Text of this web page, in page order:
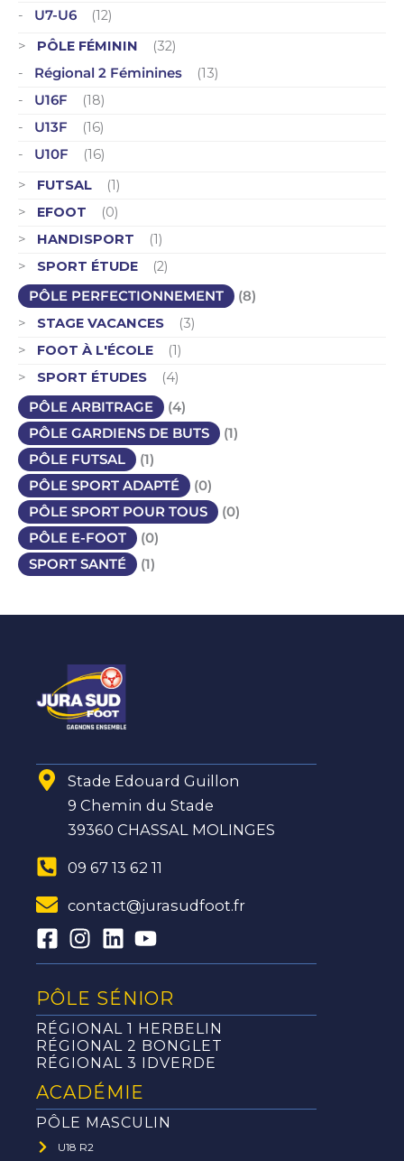
U7-U6
(12)
PÔLE FÉMININ
(32)
Régional 2 Féminines
(13)
U16F
(18)
U13F
(16)
U10F
(16)
FUTSAL
(1)
EFOOT
(0)
HANDISPORT
(1)
SPORT ÉTUDE
(2)
PÔLE PERFECTIONNEMENT
(8)
STAGE VACANCES
(3)
FOOT À L'ÉCOLE
(1)
SPORT ÉTUDES
(4)
PÔLE ARBITRAGE
(4)
PÔLE GARDIENS DE BUTS
(1)
PÔLE FUTSAL
(1)
PÔLE SPORT ADAPTÉ
(0)
PÔLE SPORT POUR TOUS
(0)
PÔLE E-FOOT
(0)
SPORT SANTÉ
(1)
Stade Edouard Guillon
9 Chemin du Stade
39360 CHASSAL MOLINGES
09 67 13 62 11
contact@jurasudfoot.fr
PÔLE SÉNIOR
RÉGIONAL 1 HERBELIN
RÉGIONAL 2 BONGLET
RÉGIONAL 3 IDVERDE
ACADÉMIE
PÔLE MASCULIN
U18 R2